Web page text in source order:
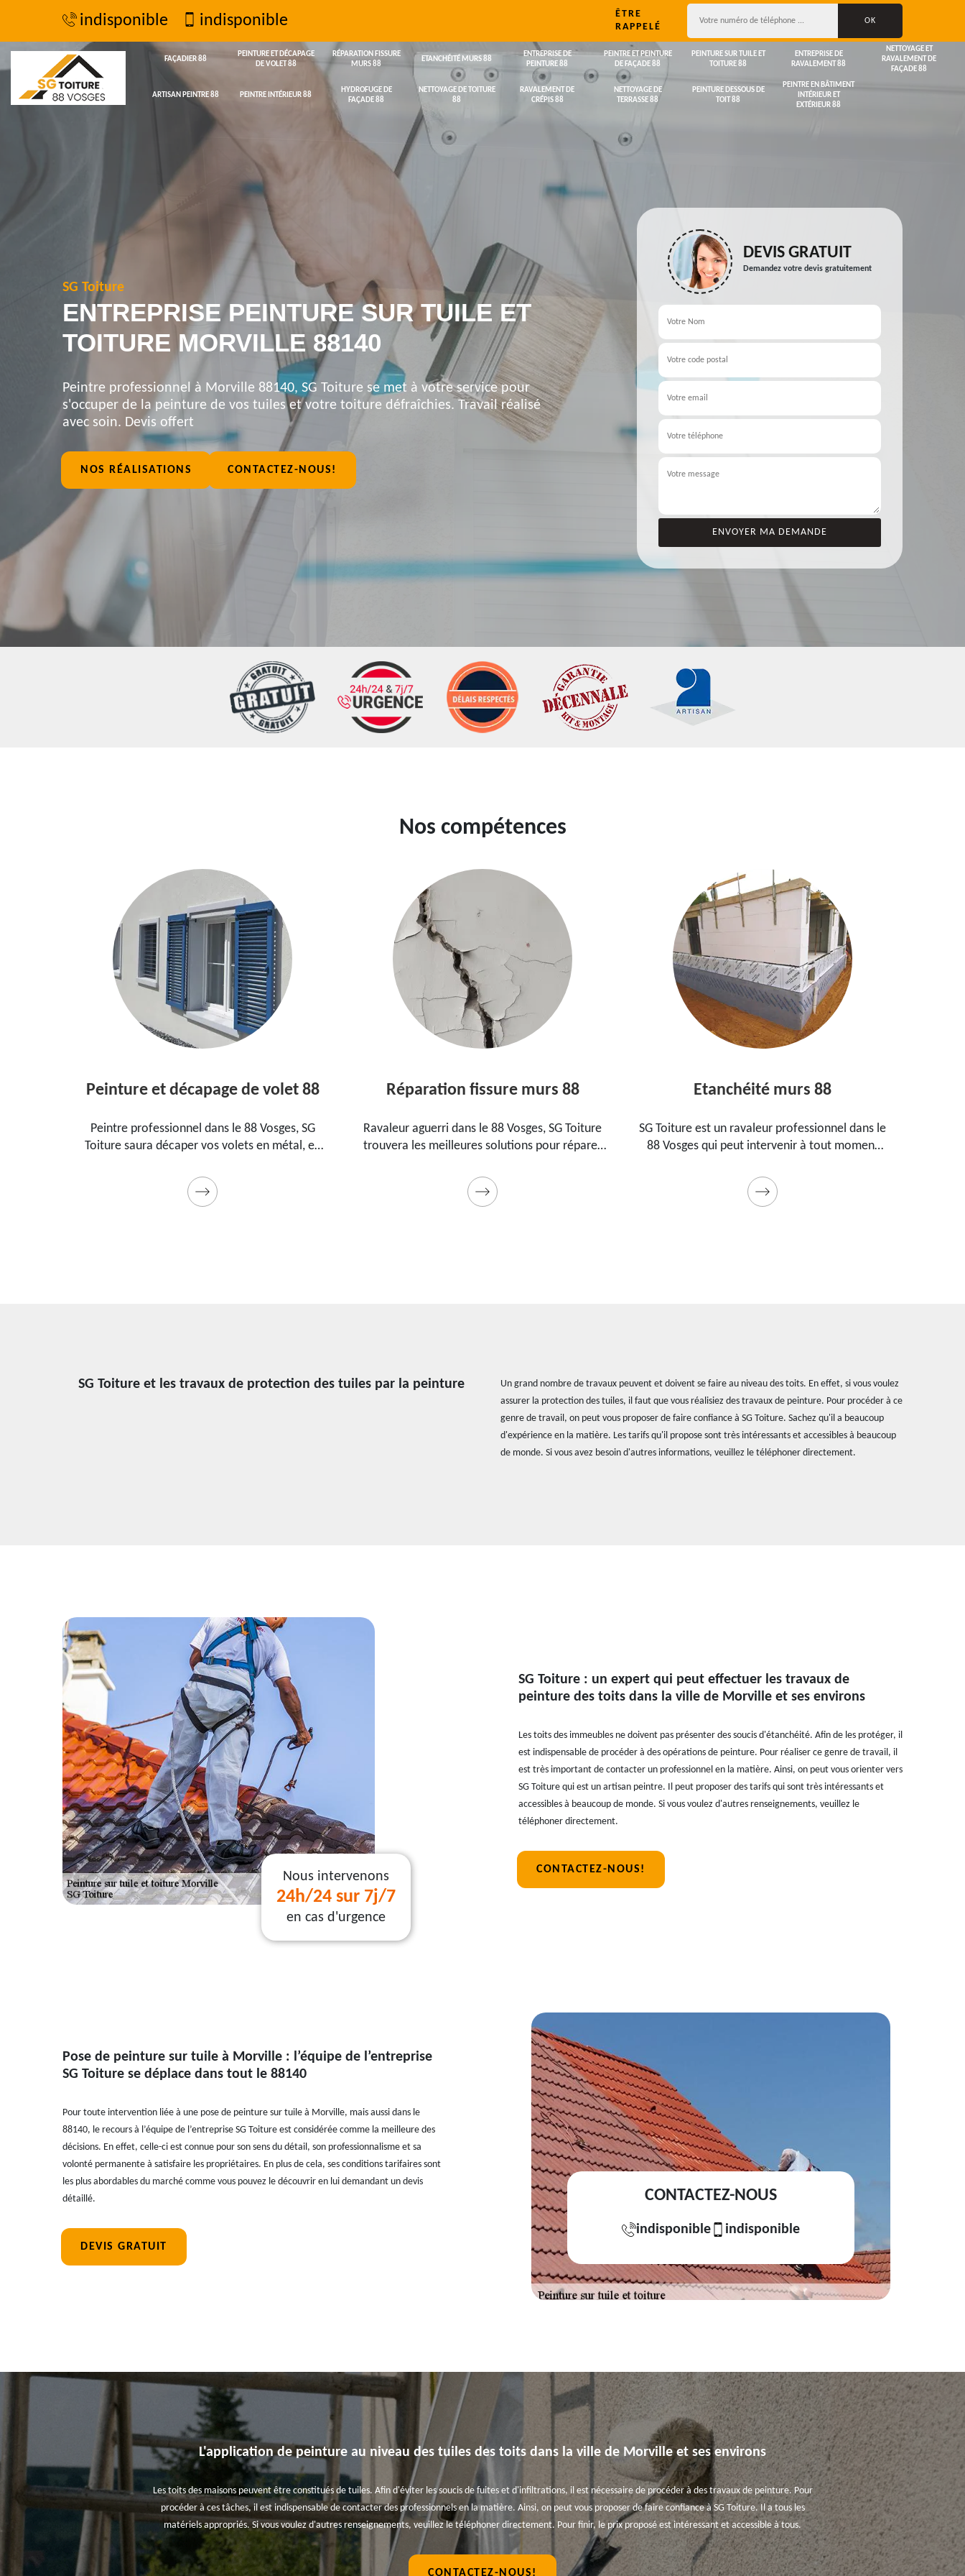
indisponible indisponible
ÊTRE
RAPPELÉ
FAÇADIER 88
PEINTURE ET DÉCAPAGE
DE VOLET 88
RÉPARATION FISSURE
MURS 88
ETANCHÉITÉ MURS 88
ENTREPRISE DE
PEINTURE 88
PEINTRE ET PEINTURE
DE FAÇADE 88
PEINTURE SUR TUILE ET
TOITURE 88
ENTREPRISE DE
RAVALEMENT 88
NETTOYAGE ET
RAVALEMENT DE
FAÇADE 88
ARTISAN PEINTRE 88 PEINTRE INTÉRIEUR 88
HYDROFUGE DE
FAÇADE 88
NETTOYAGE DE TOITURE
88
RAVALEMENT DE
CRÉPIS 88
NETTOYAGE DE
TERRASSE 88
PEINTURE DESSOUS DE
TOIT 88
PEINTRE EN BÂTIMENT
INTÉRIEUR ET
EXTÉRIEUR 88
SG Toiture
ENTREPRISE PEINTURE SUR TUILE ET
TOITURE MORVILLE 88140
Peintre professionnel à Morville 88140, SG Toiture se met à votre service pour
s'occuper de la peinture de vos tuiles et votre toiture défraîchies. Travail réalisé
avec soin. Devis offert
NOS RÉALISATIONS CONTACTEZ-NOUS!
DEVIS GRATUIT
Demandez votre devis gratuitement
Nos compétences
Peinture et décapage de volet 88
Peintre professionnel dans le 88 Vosges, SG
Toiture saura décaper vos volets en métal, en
Utilise des produits et des peintures de qualité.
Devis détaillé offert
Réparation fissure murs 88
Ravaleur aguerri dans le 88 Vosges, SG Toiture
trouvera les meilleures solutions pour réparer
qualité et des matériels professionnels. Travaux
garantis décennaux
Etanchéité murs 88
SG Toiture est un ravaleur professionnel dans le
88 Vosges qui peut intervenir à tout moment
pas cher pour ce faire
SG Toiture et les travaux de protection des tuiles par la peinture
Un grand nombre de travaux peuvent et doivent se faire au niveau des toits. En effet, si vous voulez
assurer la protection des tuiles, il faut que vous réalisiez des travaux de peinture. Pour procéder à ce
genre de travail, on peut vous proposer de faire confiance à SG Toiture. Sachez qu'il a beaucoup
d'expérience en la matière. Les tarifs qu'il propose sont très intéressants et accessibles à beaucoup
de monde. Si vous avez besoin d'autres informations, veuillez le téléphoner directement.
Nous intervenons
24h/24 sur 7j/7
en cas d'urgence
SG Toiture : un expert qui peut effectuer les travaux de
peinture des toits dans la ville de Morville et ses environs
Les toits des immeubles ne doivent pas présenter des soucis d'étanchéité. Afin de les protéger, il
est indispensable de procéder à des opérations de peinture. Pour réaliser ce genre de travail, il
est très important de contacter un professionnel en la matière. Ainsi, on peut vous orienter vers
SG Toiture qui est un artisan peintre. Il peut proposer des tarifs qui sont très intéressants et
accessibles à beaucoup de monde. Si vous voulez d'autres renseignements, veuillez le
téléphoner directement.
CONTACTEZ-NOUS!
Pose de peinture sur tuile à Morville : l’équipe de l’entreprise
SG Toiture se déplace dans tout le 88140
Pour toute intervention liée à une pose de peinture sur tuile à Morville, mais aussi dans le
88140, le recours à l’équipe de l’entreprise SG Toiture est considérée comme la meilleure des
décisions. En effet, celle-ci est connue pour son sens du détail, son professionnalisme et sa
volonté permanente à satisfaire les propriétaires. En plus de cela, ses conditions tarifaires sont
les plus abordables du marché comme vous pouvez le découvrir en lui demandant un devis
détaillé.
DEVIS GRATUIT
CONTACTEZ-NOUS
indisponible indisponible
L'application de peinture au niveau des tuiles des toits dans la ville de Morville et ses environs
Les toits des maisons peuvent être constitués de tuiles. Afin d'éviter les soucis de fuites et d'infiltrations, il est nécessaire de procéder à des travaux de peinture. Pour
procéder à ces tâches, il est indispensable de contacter des professionnels en la matière. Ainsi, on peut vous proposer de faire confiance à SG Toiture. Il a tous les
matériels appropriés. Si vous voulez d'autres renseignements, veuillez le téléphoner directement. Pour finir, le prix proposé est intéressant et accessible à tous.
CONTACTEZ-NOUS!